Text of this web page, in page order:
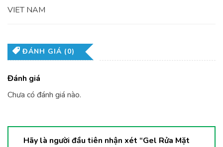
VIET NAM
ĐÁNH GIÁ (0)
Đánh giá
Chưa có đánh giá nào.
Hãy là người đầu tiên nhận xét “Gel Rửa Mặt